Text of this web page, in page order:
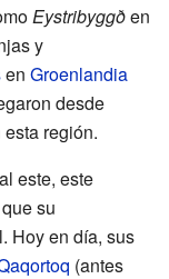
Eystribyggðen
y
en Groenlandia
desde
región.
este, este
su
Hoy en día, sus
(antes